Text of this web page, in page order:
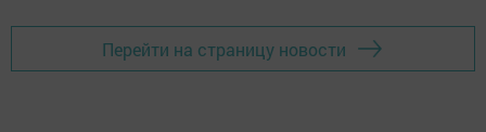
Перейти на страницу новости